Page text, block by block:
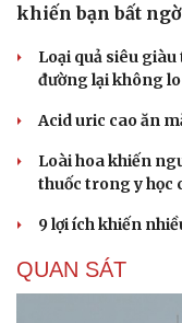
khiến bạn bất ngờ
Loại quả siêu
đường lại không
Acid uric cao ăn
Loài hoa khiến
thuốc trong y học
9 lợi ích khiến
QUAN SÁT